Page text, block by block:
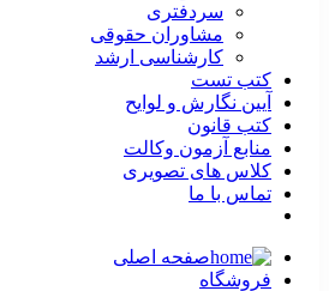
سردفتری
مشاوران حقوقی
کارشناسی ارشد
کتب تست
آیین نگارش و لوایح
کتب قانون
منابع آزمون وکالت
کلاس های تصویری
تماس با ما
صفحه اصلی
فروشگاه